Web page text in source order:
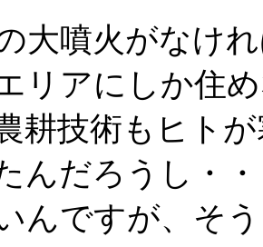
大噴火がなけ
リアにしか住
耕技術もヒト
んだろうし・
んですが、そ